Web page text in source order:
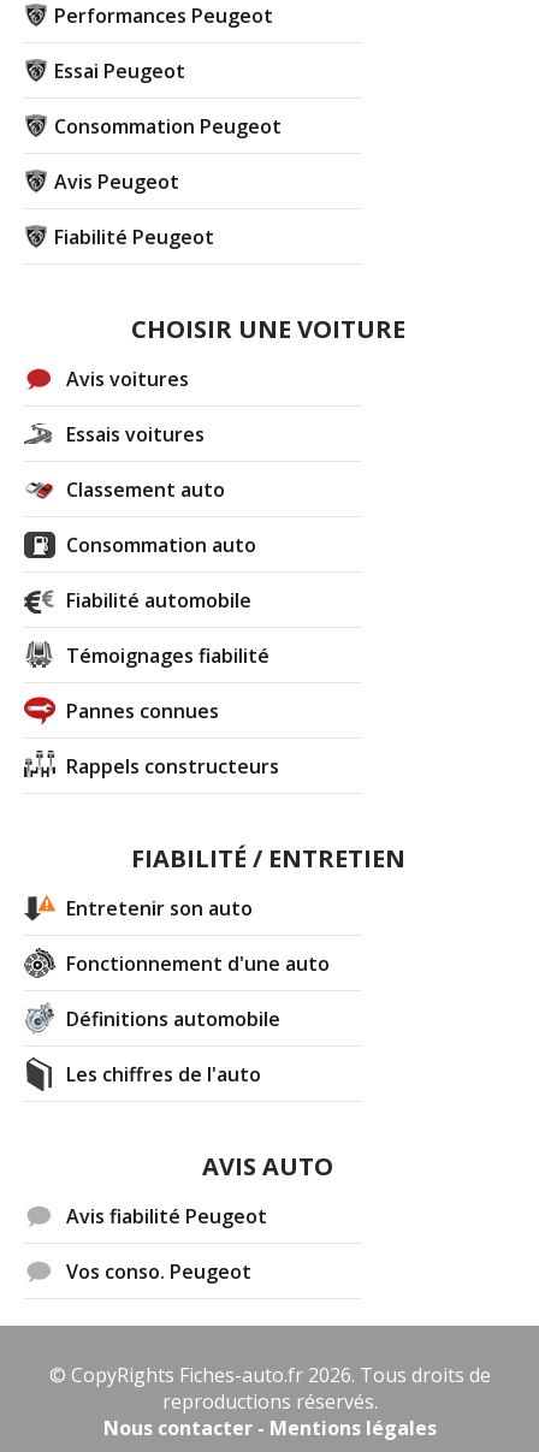
Performances Peugeot
Essai Peugeot
Consommation Peugeot
Avis Peugeot
Fiabilité Peugeot
CHOISIR UNE VOITURE
Avis voitures
Essais voitures
Classement auto
Consommation auto
Fiabilité automobile
Témoignages fiabilité
Pannes connues
Rappels constructeurs
FIABILITÉ / ENTRETIEN
Entretenir son auto
Fonctionnement d'une auto
Définitions automobile
Les chiffres de l'auto
AVIS AUTO
Avis fiabilité Peugeot
Vos conso. Peugeot
© CopyRights Fiches-auto.fr 2026. Tous droits de
reproductions réservés.
Nous contacter - Mentions légales